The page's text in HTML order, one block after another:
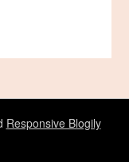
Responsive Blogily